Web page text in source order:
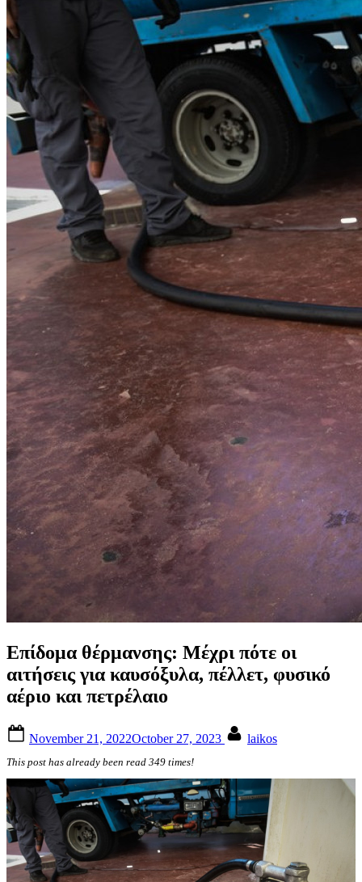
Επίδομα θέρμανσης: Μέχρι πότε οι
αιτήσεις για καυσόξυλα, πέλλετ, φυσικό
αέριο και πετρέλαιο
on
November 21, 2022October 27, 2023 laikos
This post has already been read 349 times!